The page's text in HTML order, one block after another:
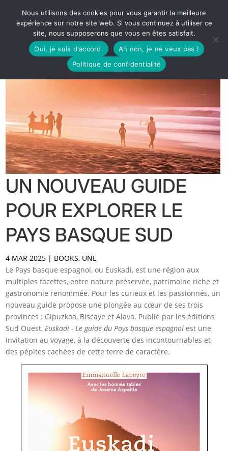
UN NOUVEAU GUIDE
POUR EXPLORER LE
PAYS BASQUE SUD
4 MAR 2025 | BOOKS, UNE
Le Pays basque espagnol, ou Euskadi, est une région aux
multiples facettes, entre nature préservée, patrimoine riche et
gastronomie renommée. Pour les curieux et les passionnés, un
nouveau guide propose une plongée au cœur de ses trois
provinces : Gipuzkoa, Biscaye et Alava. Publié par les éditions
Sud Ouest, Euskadi - Le guide du Pays basque espagnol est une
invitation au voyage, à la découverte des incontournables et
des pépites cachées de cette terre de caractère.
Nous utilisons des cookies pour vous garantir la meilleure
expérience sur notre site web. Si vous continuez à utiliser ce
site, nous supposerons que vous en êtes satisfait.
Oui, je suis d'accord.
Ah non, je ne veux pas !
Politique de confidentialité